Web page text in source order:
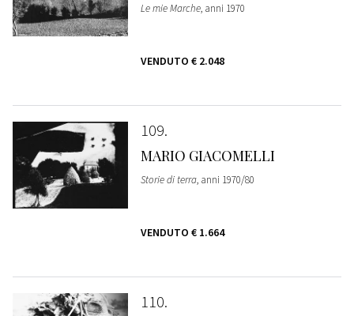
Le mie Marche, anni 1970
VENDUTO € 2.048
109
MARIO GIACOMELLI
Storie di terra, anni 1970/80
VENDUTO € 1.664
110